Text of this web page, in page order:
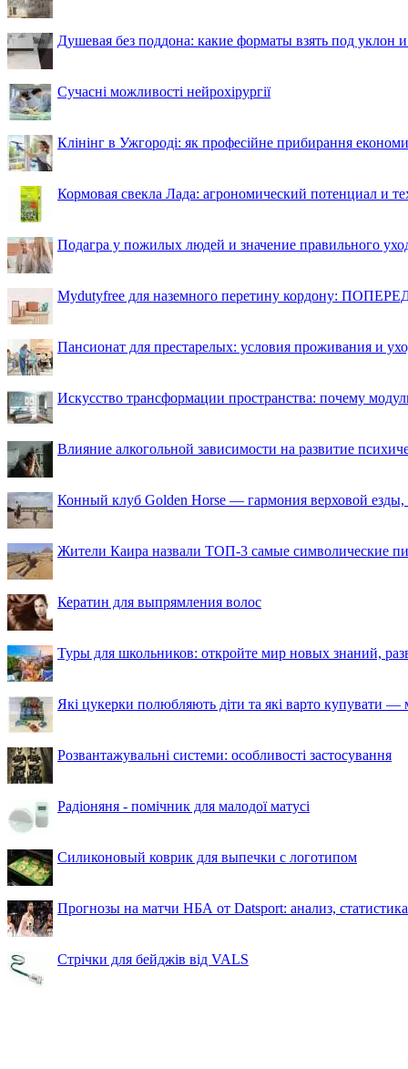
Душевая без поддона: какие форматы взять под уклон
Сучасні можливості нейрохірургії
Клінінг в Ужгороді: як професійне прибирання
Кормовая свекла Лада: агрономический потенциал и
Подагра у пожилых людей и значение правильного
Mydutyfree для наземного перетину кордону:
Пансионат для престарелых: условия проживания и
Искусство трансформации пространства: почему
Влияние алкогольной зависимости на развитие
Конный клуб Golden Horse — гармония верховой езды,
Жители Каира назвали ТОП-3 самые символические
Кератин для выпрямления волос
Туры для школьников: откройте мир новых знаний,
Які цукерки полюбляють діти та які варто купувати —
Розвантажувальні системи: особливості застосування
Радіоняня - помічник для малодої матусі
Силиконовый коврик для выпечки с логотипом
Прогнозы на матчи НБА от Datsport: анализ,
Стрічки для бейджів від VALS